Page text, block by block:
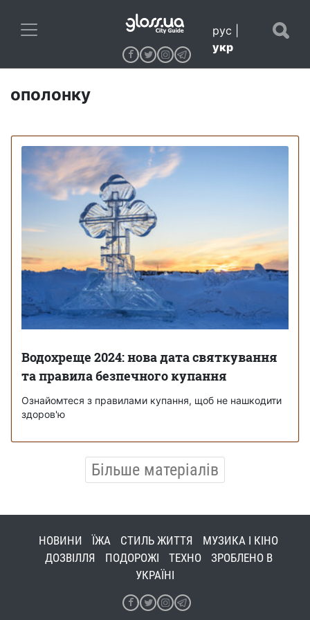
рус
укр
ополонку
Водохреще 2024: нова дата святкування
та правила безпечного купання
Ознайомтеся з правилами купання, щоб не нашкодити
здоров'ю
Більше матеріалів
НОВИНИ ЇЖА СТИЛЬ ЖИТТЯ
МУЗИКА І КІНО
ДОЗВІЛЛЯ
ПОДОРОЖІ ТЕХНО
ЗРОБЛЕНО В
УКРАЇНІ